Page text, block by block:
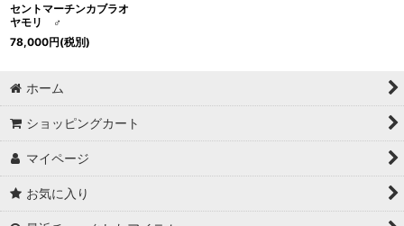
セントマーチンカブラオ
ヤモリ ♂
78,000円(税別)
ホーム
ショッピングカート
マイページ
お気に入り